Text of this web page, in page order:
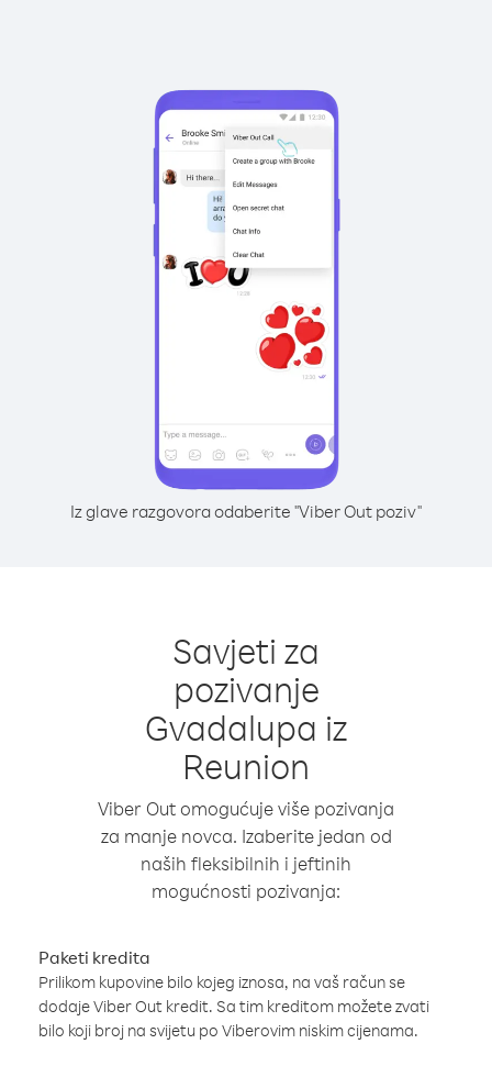
Iz glave razgovora odaberite "Viber Out poziv"
Savjeti za
pozivanje
Gvadalupa iz
Reunion
Viber Out omogućuje više pozivanja
za manje novca. Izaberite jedan od
naših fleksibilnih i jeftinih
mogućnosti pozivanja:
Paketi kredita
Prilikom kupovine bilo kojeg iznosa, na vaš račun se
dodaje Viber Out kredit. Sa tim kreditom možete zvati
bilo koji broj na svijetu po Viberovim niskim cijenama.